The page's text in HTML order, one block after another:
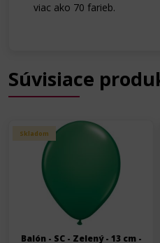
viac ako 70 farieb.
Súvisiace
Skladom
Balón - SC - Zelený - 13 cm -